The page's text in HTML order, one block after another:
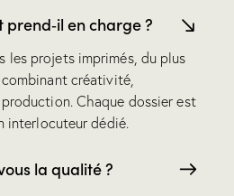
en charge ?
les projets imprimés, du plus
créativité,
Chaque dossier est
interlocuteur dédié.
la qualité ?